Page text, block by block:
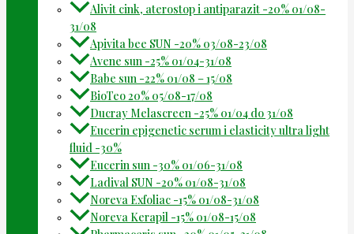
Alivit cink, aterostop i antiparazit -20% 01/08-
31/08
Apivita bee SUN -20% 03/08-23/08
Avene sun -25% 01/04-31/08
Babe sun -22% 01/08 – 15/08
BioTeo 20% 05/08-17/08
Ducray Melascreen -25% 01/04 do 31/08
Eucerin epigenetic serum i elasticity ultra light
fluid -30%
Eucerin sun -30% 01/06-31/08
Ladival SUN -20% 01/08-31/08
Noreva Exfoliac -15% 01/08-31/08
Noreva Kerapil -15% 01/08-15/08